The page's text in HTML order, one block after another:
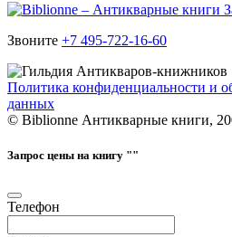
Звоните +7 495-722-16-60
Политика конфиденциальности и
данных
© Biblionne Антикварные книги,
Запрос цены на книгу ""
Телефон